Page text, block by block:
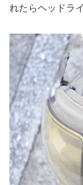
れたらヘッドラ